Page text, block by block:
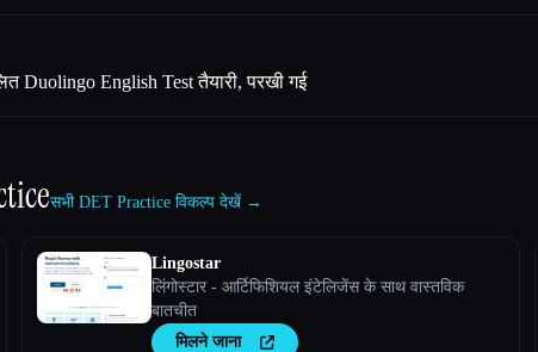
Duolingo English Test तैयारी, परखी गई
सभी DET Practice विकल्प देखें →
Lingostar
लिंगोस्टार - आर्टिफिशियल इंटेलिजेंस के साथ वास्तविक
बातचीत
मिलने जाना